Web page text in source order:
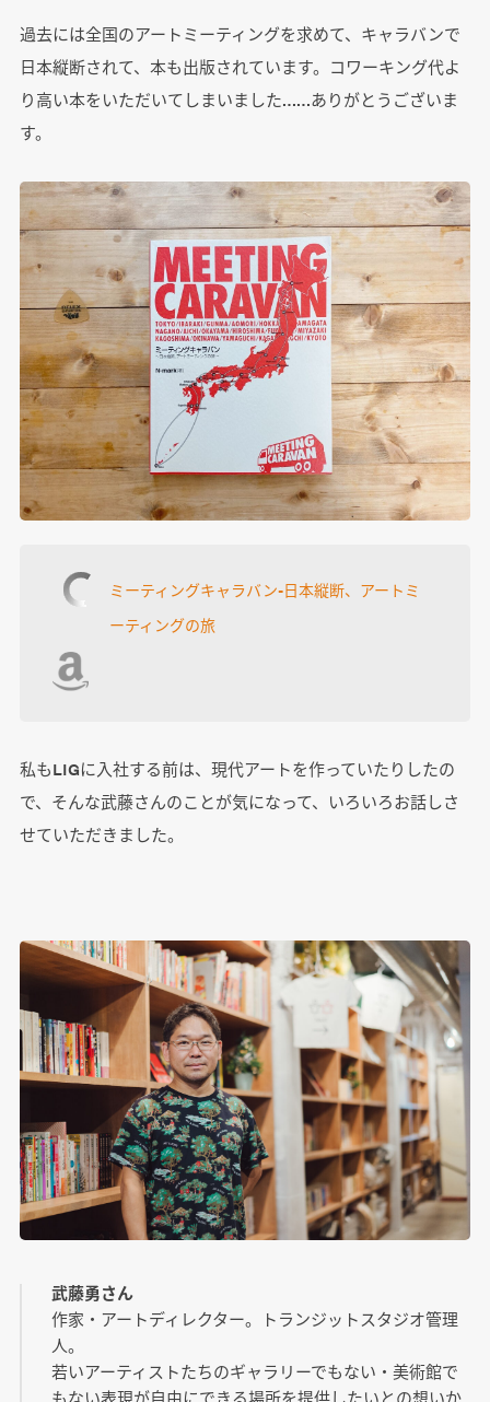
過去には全国のアートミーティングを求めて、キャラバンで
日本縦断されて、本も出版されています。コワーキング代よ
り高い本をいただいてしまいました……ありがとうございま
す。
ミーティングキャラバン-日本縦断、アートミ
ーティングの旅
私もLIGに入社する前は、現代アートを作っていたりしたの
で、そんな武藤さんのことが気になって、いろいろお話しさ
せていただきました。
武藤勇さん
作家・アートディレクター。トランジットスタジオ管理
人。
若いアーティストたちのギャラリーでもない・美術館で